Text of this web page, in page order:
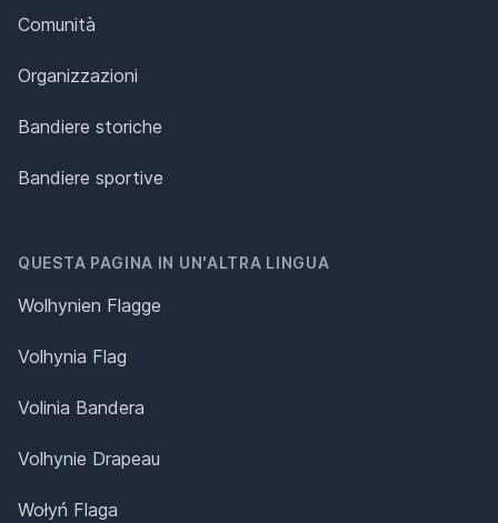
Comunità
Organizzazioni
Bandiere storiche
Bandiere sportive
QUESTA PAGINA IN UN'ALTRA LINGUA
Wolhynien Flagge
Volhynia Flag
Volinia Bandera
Volhynie Drapeau
Wołyń Flaga